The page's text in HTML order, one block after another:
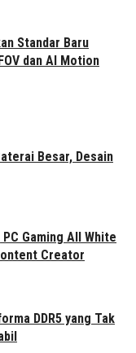
Standar Baru
dan AI Motion
Besar, Desain
Gaming All White
Creator
DDR5 yang Tak